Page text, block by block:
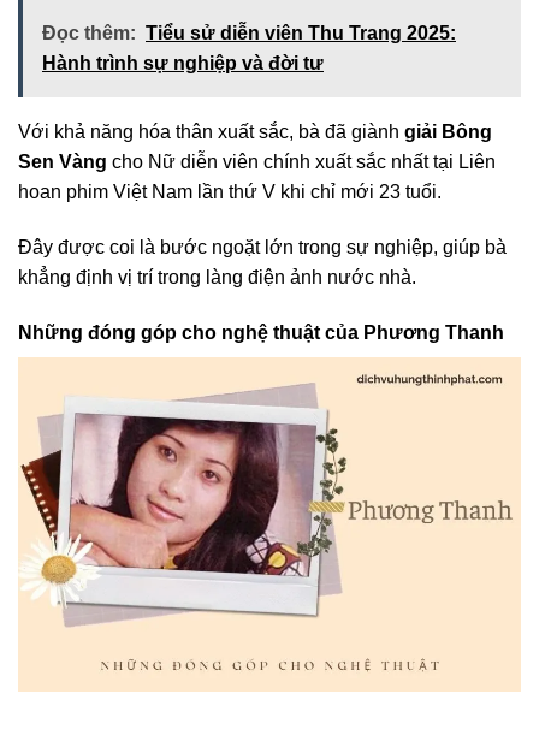
Đọc thêm: Tiểu sử diễn viên Thu Trang 2025:
Hành trình sự nghiệp và đời tư
Với khả năng hóa thân xuất sắc, bà đã giành giải Bông
Sen Vàng cho Nữ diễn viên chính xuất sắc nhất tại Liên
hoan phim Việt Nam lần thứ V khi chỉ mới 23 tuổi.
Đây được coi là bước ngoặt lớn trong sự nghiệp, giúp bà
khẳng định vị trí trong làng điện ảnh nước nhà.
Những đóng góp cho nghệ thuật của Phương Thanh